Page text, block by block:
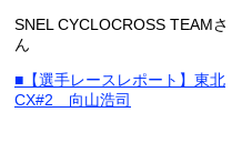
SNEL CYCLOCROSS TEAMさ
ん
■【選手レースレポート】東北
CX#2 向山浩司